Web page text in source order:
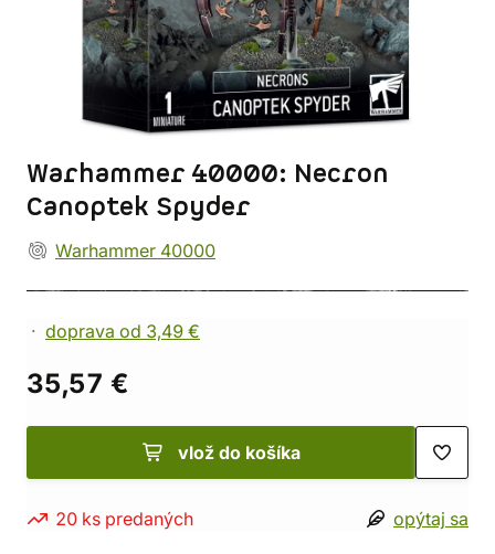
Warhammer 40000: Necron
Canoptek Spyder
Warhammer 40000
doprava od 3,49 €
35,57 €
vlož do košíka
20 ks predaných opýtaj sa